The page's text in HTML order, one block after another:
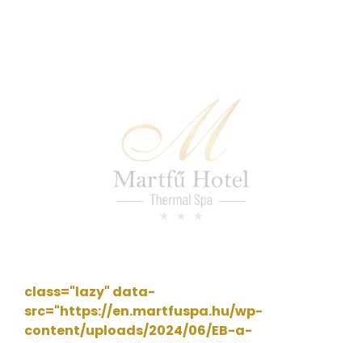
class="lazy" data-
src="https://en.martfuspa.hu/wp-
content/uploads/2024/06/EB-a-